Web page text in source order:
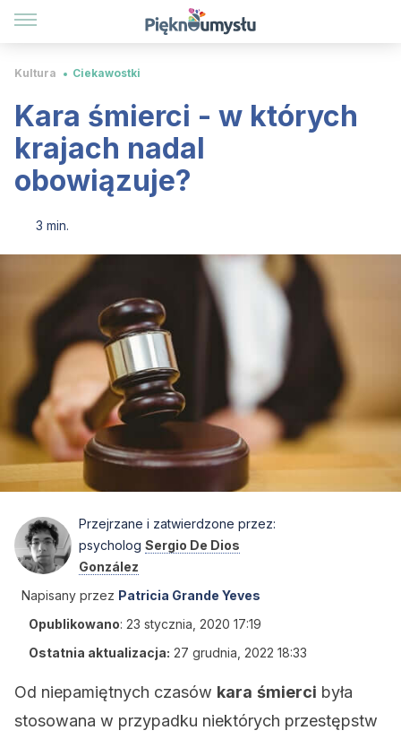
Kultura Ciekawostki
Kara śmierci - w których
krajach nadal
obowiązuje?
3 min.
Przejrzane i zatwierdzone przez:
psycholog Sergio De Dios
González
Napisany przez Patricia Grande Yeves
Opublikowano: 23 stycznia, 2020 17:19
Ostatnia aktualizacja: 27 grudnia, 2022 18:33
Od niepamiętnych czasów kara śmierci była
stosowana w przypadku niektórych przestępstw